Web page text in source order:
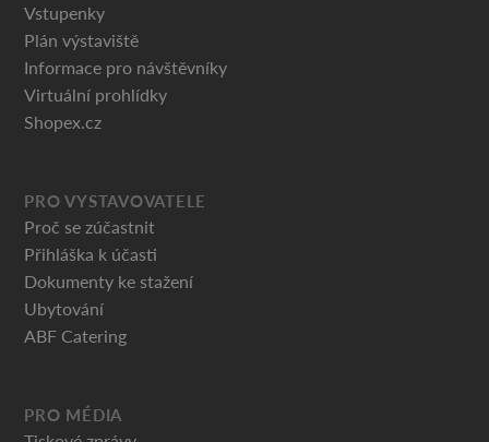
Vstupenky
Plán výstaviště
Informace pro návštěvníky
Virtuální prohlídky
Shopex.cz
PRO VYSTAVOVATELE
Proč se zúčastnit
Přihláška k účasti
Dokumenty ke stažení
Ubytování
ABF Catering
PRO MÉDIA